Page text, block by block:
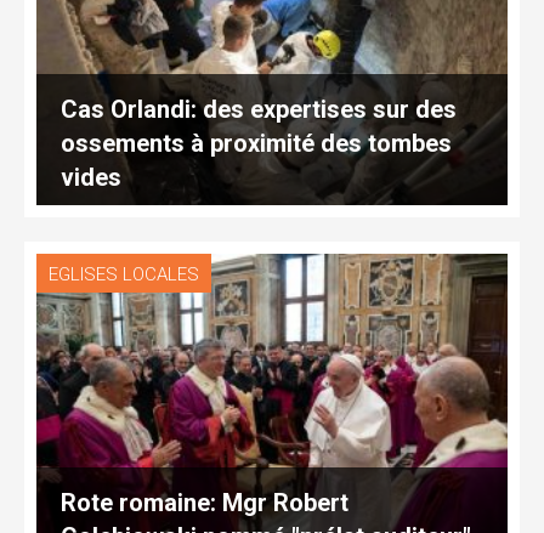
Cas Orlandi: des expertises sur des
ossements à proximité des tombes
vides
EGLISES LOCALES
Rote romaine: Mgr Robert